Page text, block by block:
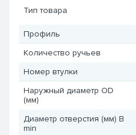
Тип товара
Профиль
Количество ручьев
Номер втулки
Наружный диаметр OD
(мм)
Диаметр отверстия (мм) B
min